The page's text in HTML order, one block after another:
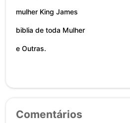
mulher King James
biblia de toda Mulher
e Outras.
Comentários